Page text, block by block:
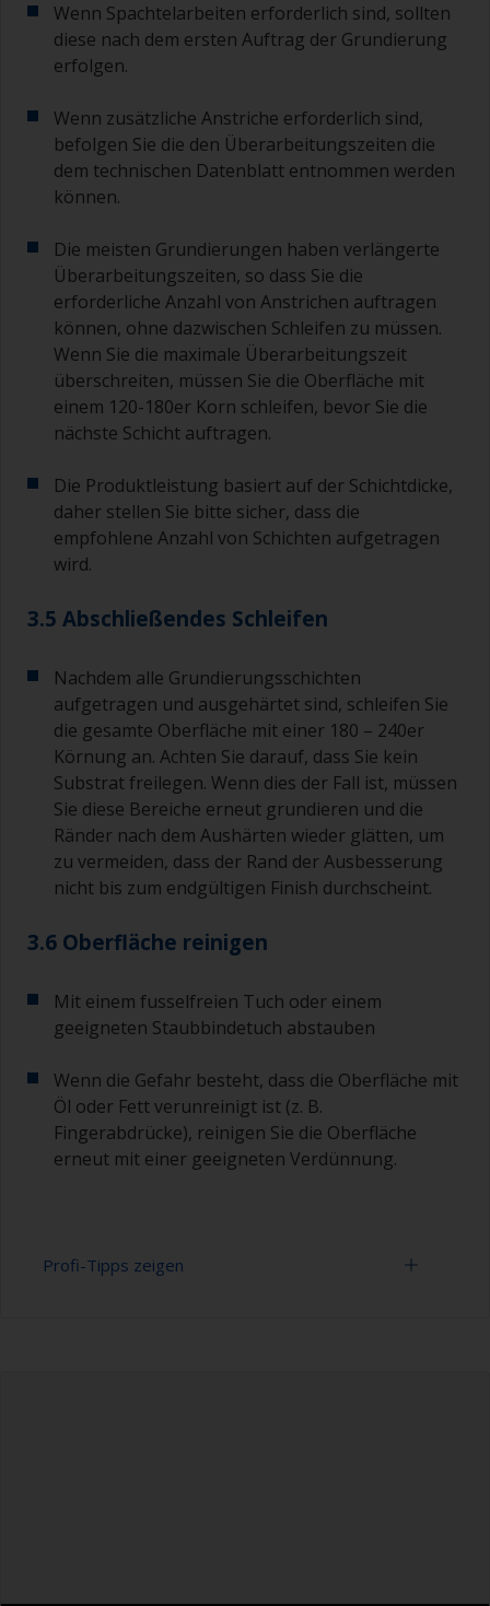
Wenn Spachtelarbeiten erforderlich sind, sollten
diese nach dem ersten Auftrag der Grundierung
erfolgen.
Wenn zusätzliche Anstriche erforderlich sind,
befolgen Sie die den Überarbeitungszeiten die
dem technischen Datenblatt entnommen werden
können.
Die meisten Grundierungen haben verlängerte
Überarbeitungszeiten, so dass Sie die
erforderliche Anzahl von Anstrichen auftragen
können, ohne dazwischen Schleifen zu müssen.
Wenn Sie die maximale Überarbeitungszeit
überschreiten, müssen Sie die Oberfläche mit
einem 120-180er Korn schleifen, bevor Sie die
nächste Schicht auftragen.
Die Produktleistung basiert auf der Schichtdicke,
daher stellen Sie bitte sicher, dass die
empfohlene Anzahl von Schichten aufgetragen
wird.
3.5 Abschließendes Schleifen
Nachdem alle Grundierungsschichten
aufgetragen und ausgehärtet sind, schleifen Sie
die gesamte Oberfläche mit einer 180 – 240er
Körnung an. Achten Sie darauf, dass Sie kein
Substrat freilegen. Wenn dies der Fall ist, müssen
Sie diese Bereiche erneut grundieren und die
Ränder nach dem Aushärten wieder glätten, um
zu vermeiden, dass der Rand der Ausbesserung
nicht bis zum endgültigen Finish durchscheint.
3.6 Oberfläche reinigen
Mit einem fusselfreien Tuch oder einem
geeigneten Staubbindetuch abstauben
Wenn die Gefahr besteht, dass die Oberfläche mit
Öl oder Fett verunreinigt ist (z. B.
Fingerabdrücke), reinigen Sie die Oberfläche
erneut mit einer geeigneten Verdünnung.
Profi-Tipps zeigen